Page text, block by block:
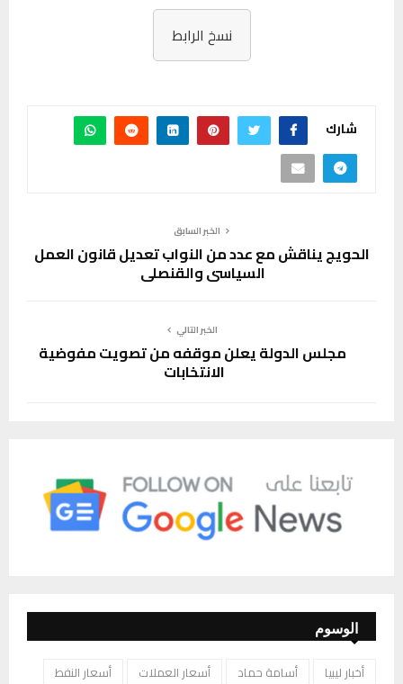
نسخ الرابط
شارك
الخبر السابق
الحويج يناقش مع عدد من النواب تعديل قانون العمل
السياسي والقنصلي
الخبر التالي
مجلس الدولة يعلن موقفه من تصويت مفوضية
الانتخابات
الوسوم
أخبار ليبيا أسامة حماد أسعار العملات
أسعار النفط